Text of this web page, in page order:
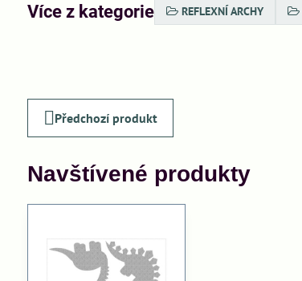
Více z kategorie REFLEXNÍ ARCHY
Předchozí produkt
Navštívené produkty